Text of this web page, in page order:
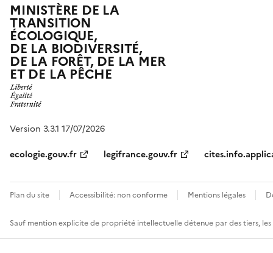
MINISTÈRE DE LA
TRANSITION
ÉCOLOGIQUE,
DE LA BIODIVERSITÉ,
DE LA FORÊT, DE LA MER
ET DE LA PÊCHE
Version 3.3.1 17/07/2026
ecologie.gouv.fr
legifrance.gouv.fr
Plan du site Accessibilité: non conforme Mentions légales
Sauf mention explicite de propriété intellectuelle détenue par des tiers,